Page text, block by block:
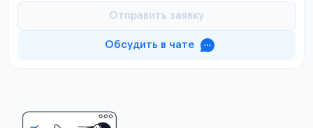
Отправить заявку
Обсудить в чате